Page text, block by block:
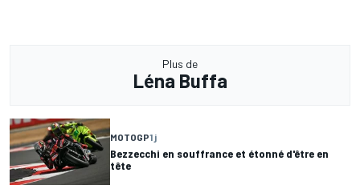
Plus de
Léna Buffa
MOTOGP1 j
Bezzecchi en souffrance et étonné d'être en
tête